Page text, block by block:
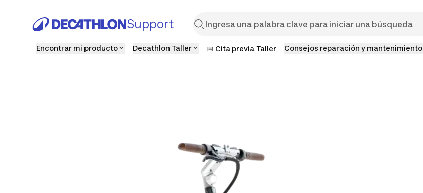
Support
Encontrar mi producto Decathlon Taller 📅 Cita previa Taller Consejos reparación y mantenimiento